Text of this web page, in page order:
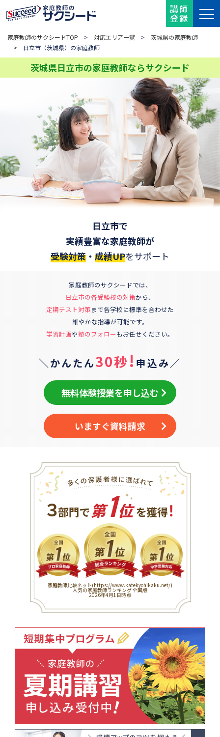
講師
登録
家庭教師のサクシードTOP > 対応エリア一覧 > 茨城県の家庭教師
> 日立市（茨城県）の家庭教師
茨城県日立市の家庭教師ならサクシード
日立市で
実績豊富な家庭教師が
受験対策 ・ 成績UPをサポート
家庭教師のサクシードでは、
日立市の各受験校の対策から、
定期テスト対策まで各学校に標準を合わせた
細やかな指導が可能です。
学習計画や塾のフォローもお任せください。
＼かんたん30秒! 申込み／
無料体験授業を申し込む
いますぐ資料請求
３部門で 第1位を獲得！
家庭教師比較ネット(https://www.katekyohikaku.net/)
人気の家庭教師ランキング 全国版
2026年4月1日時点